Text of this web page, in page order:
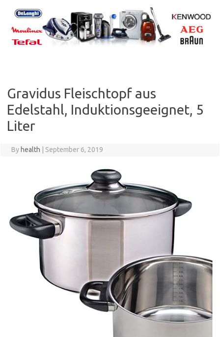
content
Gravidus Fleischtopf aus
Edelstahl, Induktionsgeeignet, 5
Liter
By health September 6, 2019